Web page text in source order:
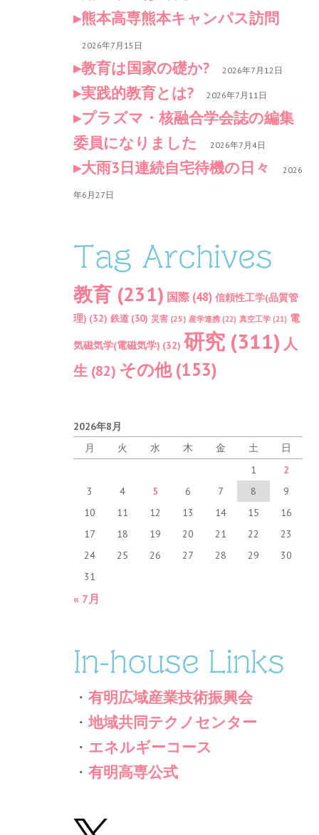
熊本高専熊本キャンパス訪問
2026年7月15日
教育は国家の礎か? 2026年7月12日
実践的教育とは? 2026年7月11日
プラズマ・核融合学会誌の編集
委員になりました
2026年7月4日
大雨3日連続自宅待機の日々 2026
年6月27日
Tag Archives
教育 (231) 国際 (48) 信頼性工学(品質管
理) (32) 鉄道 (30) 災害 (25) 産学連携 (22) 真空工学 (21) 電
気磁気学(電磁気学) (32) 研究 (311) 人
生 (82) その他(153)
2026年8月
月
火 水 木 金 土
日
1
2
3
4 5 6 7 8
9
10
11 12 13 14 15
16
17
18 19 20 21 22
23
24
25 26 27 28 29
30
31
« 7月
In-house Links
・有明広域産業技術振興会
・地域共同テクノセンター
・ エネルギーコース
・有明高専公式